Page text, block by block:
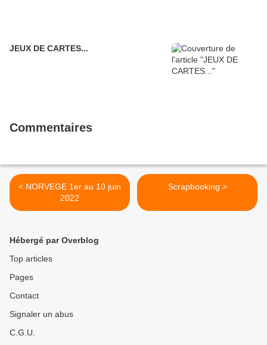
JEUX DE CARTES...
Commentaires
< NORVEGE 1er au 10 juin
2022
Scrapbooking >
Hébergé par Overblog
Top articles
Pages
Contact
Signaler un abus
C.G.U.